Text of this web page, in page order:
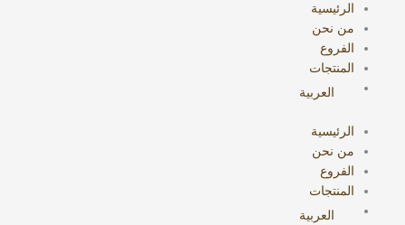
الرئيسية
من نحن
الفروع
المنتجات
العربية
الرئيسية
من نحن
الفروع
المنتجات
العربية